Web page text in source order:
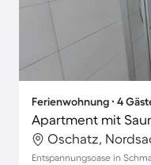
Ferienwohnung ∙ 4
Apartment mit
Oschatz,
Entspannungsoase in